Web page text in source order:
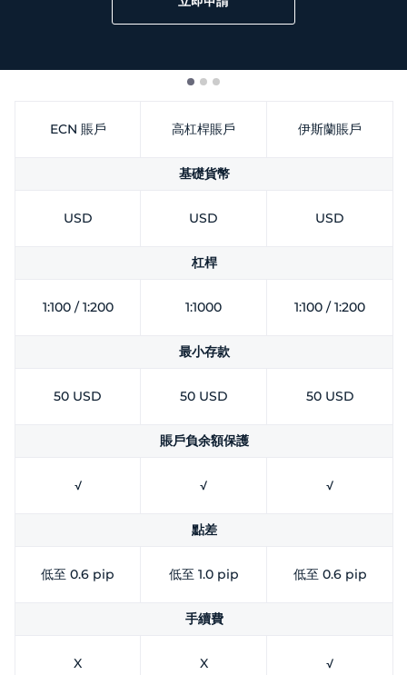
ECN 賬戶 高杠桿賬戶 伊斯蘭賬戶
基礎貨幣
USD USD USD
杠桿
1:100 / 1:200 1:1000 1:100 / 1:200
最小存款
50 USD 50 USD 50 USD
賬戶負余額保護
√ √ √
點差
低至 0.6 pip 低至 1.0 pip 低至 0.6 pip
手續費
X X √